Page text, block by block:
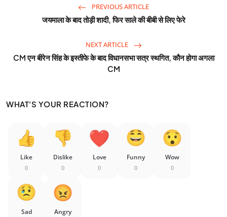
PREVIOUS ARTICLE
जयमाला के बाद तोड़ी शादी, फिर साले की बीबी से लिए फेरे
NEXT ARTICLE
CM एन बीरेन सिंह के इस्तीफे के बाद विधानसभा सत्र स्थगित, कौन होगा अगला
CM
WHAT'S YOUR REACTION?
Like
0
Dislike
0
Love
0
Funny
0
Wow
0
Sad Angry